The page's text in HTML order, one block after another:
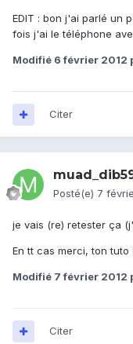
EDIT : bon j'ai parlé un
fois j'ai le téléphone
Modifié 6 février 2012
Citer
Posté(e) 7
je vais (re) retester ça
En tt cas merci, ton tuto
Modifié 7 février 2012
Citer